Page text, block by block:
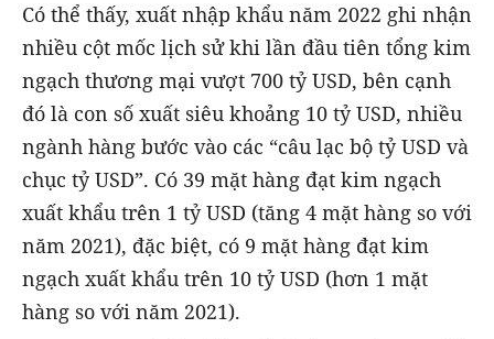
Có thể thấy, xuất nhập khẩu năm 2022 ghi nhận
nhiều cột mốc lịch sử khi lần đầu tiên tổng kim
ngạch thương mại vượt 700 tỷ USD, bên cạnh
đó là con số xuất siêu khoảng 10 tỷ USD, nhiều
ngành hàng bước vào các “câu lạc bộ tỷ USD và
chục tỷ USD”. Có 39 mặt hàng đạt kim ngạch
xuất khẩu trên 1 tỷ USD (tăng 4 mặt hàng so với
năm 2021), đặc biệt, có 9 mặt hàng đạt kim
ngạch xuất khẩu trên 10 tỷ USD (hơn 1 mặt
hàng so với năm 2021).